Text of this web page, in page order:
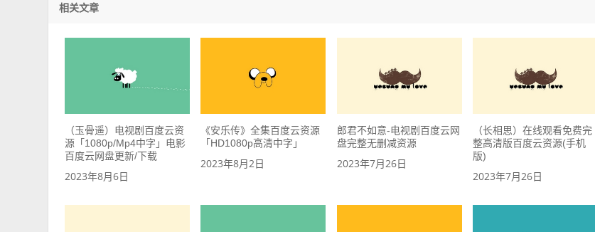
相关文章
（玉骨遥）电视剧百度云资
源「1080p/Mp4中字」电影
百度云网盘更新/下载
2023年8月6日
《安乐传》全集百度云资源
「HD1080p高清中字」
2023年8月2日
郎君不如意-电视剧百度云网
盘完整无删减资源
2023年7月26日
（长相思）在线观看免费完
整高清版百度云资源(手机
版)
2023年7月26日